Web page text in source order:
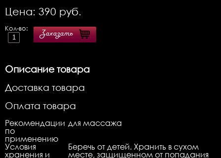
Цена: 390 руб.
Кол-во:
Заказать
Описание товара
Доставка товара
Оплата товара
Рекомендации
по
применению
для массажа
Условия
хранения и
Беречь от детей. Хранить в сухом
месте, защищенном от попадания